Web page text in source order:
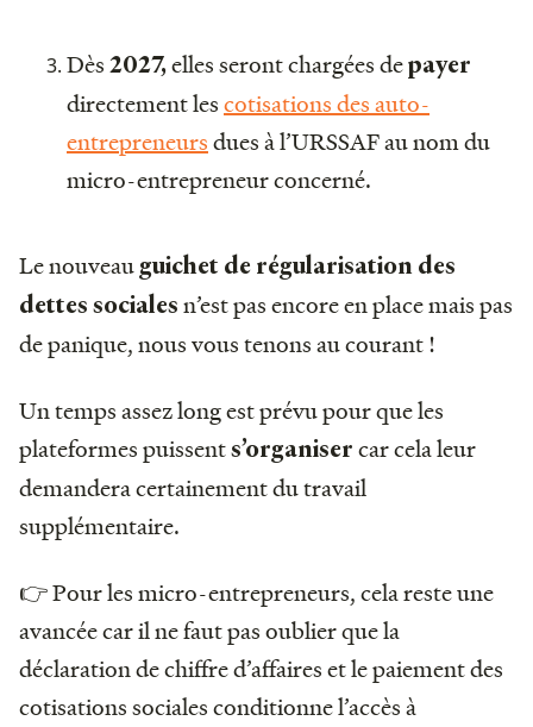
Dès 2027,elles seront chargées depayer
directement lescotisations des auto-
entrepreneursdues à l’URSSAF au nom du
micro-entrepreneur concerné.
Le nouveau guichet de régularisation des
dettes sociales n’est pas encore en place mais pas
de panique, nous vous tenons au courant !
Un temps assez long est prévu pour que les
plateformes puissents’organiser car cela leur
demandera certainement du travail
supplémentaire.
👉 Pour les micro-entrepreneurs, cela reste une
avancée car il ne faut pas oublier que la
déclaration de chiffre d’affaires et le paiement des
cotisations sociales conditionne l’accès à